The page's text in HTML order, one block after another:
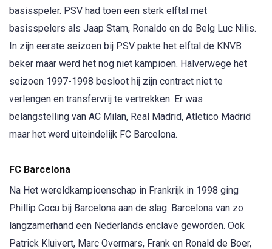
basisspeler. PSV had toen een sterk elftal met
basisspelers als Jaap Stam, Ronaldo en de Belg Luc Nilis.
In zijn eerste seizoen bij PSV pakte het elftal de KNVB
beker maar werd het nog niet kampioen. Halverwege het
seizoen 1997-1998 besloot hij zijn contract niet te
verlengen en transfervrij te vertrekken. Er was
belangstelling van AC Milan, Real Madrid, Atletico Madrid
maar het werd uiteindelijk FC Barcelona.
FC Barcelona
Na Het wereldkampioenschap in Frankrijk in 1998 ging
Phillip Cocu bij Barcelona aan de slag. Barcelona van zo
langzamerhand een Nederlands enclave geworden. Ook
Patrick Kluivert, Marc Overmars, Frank en Ronald de Boer,